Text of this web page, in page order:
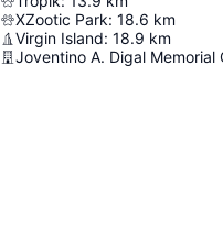
XZootic Park: 18.6 km
Virgin Island: 18.9 km
Joventino A. Digal Memorial